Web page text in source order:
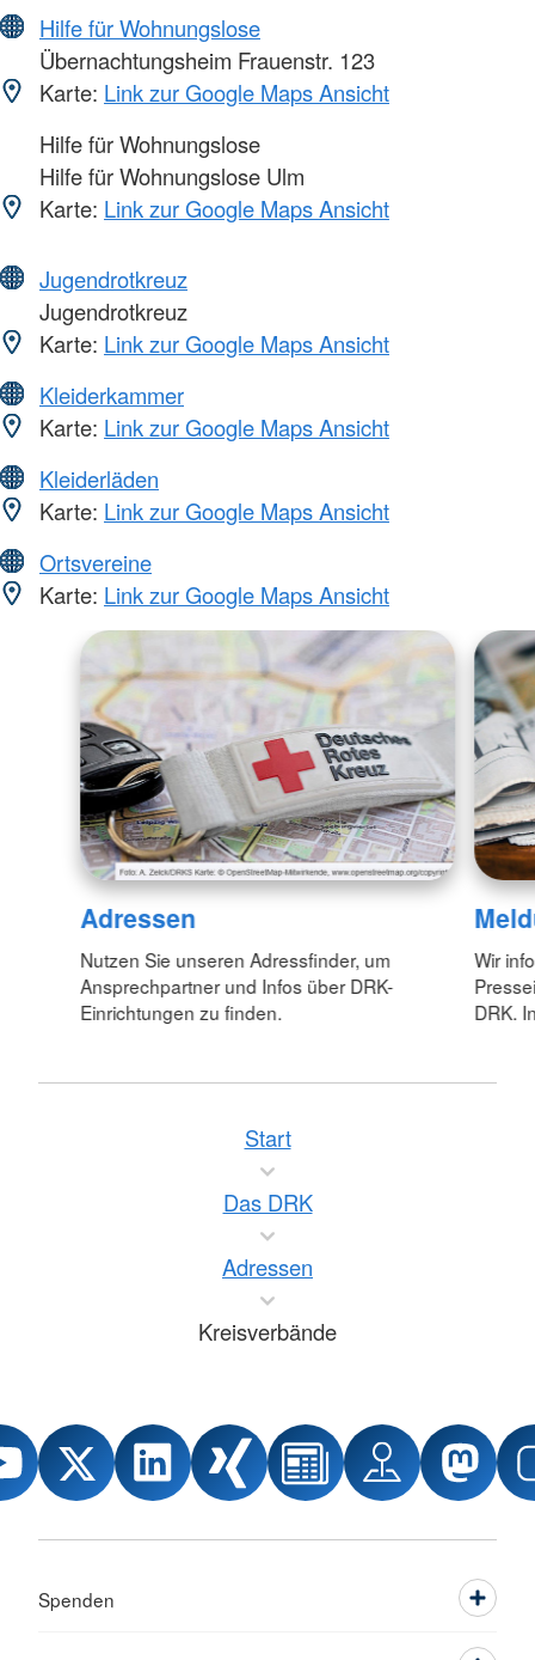
Hilfe für Wohnungslose
Übernachtungsheim Frauenstr. 123
Karte: Link zur Google Maps Ansicht
Hilfe für Wohnungslose
Hilfe für Wohnungslose Ulm
Karte: Link zur Google Maps Ansicht
Jugendrotkreuz
Jugendrotkreuz
Karte: Link zur Google Maps Ansicht
Kleiderkammer
Karte: Link zur Google Maps Ansicht
Kleiderläden
Karte: Link zur Google Maps Ansicht
Ortsvereine
Karte: Link zur Google Maps Ansicht
Adressen
Nutzen Sie unseren Adressfinder, um
Ansprechpartner und Infos über DRK-
Einrichtungen zu finden.
Wir
DRK.
Start
Das DRK
Adressen
Kreisverbände
Spenden